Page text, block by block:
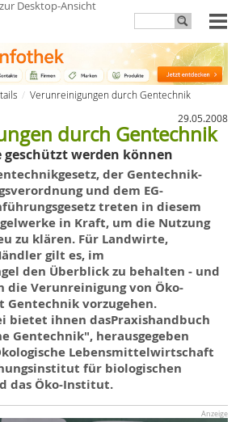
zur Desktop-Ansicht
Verunreinigungen durch Gentechnik
29.05.2008
durch Gentechnik
geschützt werden können
, der Gentechnik-
und dem EG-
treten in diesem
in Kraft, um die Nutzung
zu klären. Für Landwirte,
gilt es, im
den Überblick zu behalten - und
die Verunreinigung von Öko-
vorzugehen.
bietet ihnen dasPraxishandbuch
Gentechnik", herausgegeben
Lebensmittelwirtschaft
für biologischen
das Öko-Institut.
Anzeige